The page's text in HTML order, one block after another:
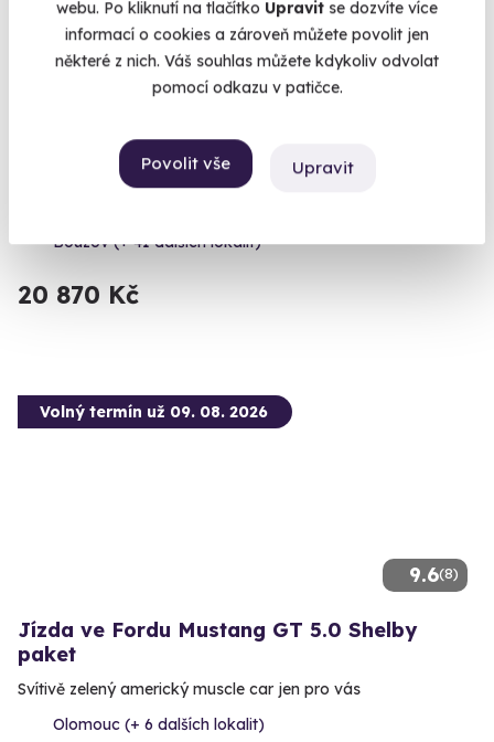
webu. Po kliknutí na tlačítko Upravit se dozvíte více
informací o cookies a zároveň můžete povolit jen
některé z nich. Váš souhlas můžete kdykoliv odvolat
pomocí odkazu v patičce.
Povolit vše Upravit
Rodinný let balónem
Bouzov (+ 41 dalších lokalit)
20 870 Kč
9.6(8)
Volný termín už 09. 08. 2026
Jízda ve Fordu Mustang GT 5.0 Shelby
paket
Svítivě zelený americký muscle car jen pro vás
Olomouc (+ 6 dalších lokalit)